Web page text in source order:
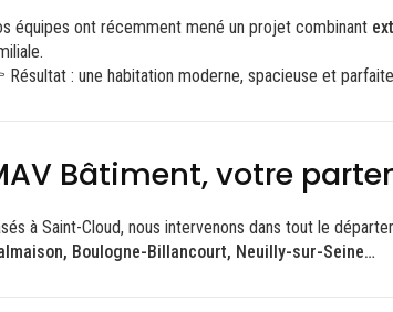
équipes ont récemment mené un projet combinant
: une habitation moderne, spacieuse et
Bâtiment, votre
à Saint-Cloud, nous intervenons dans tout le
Boulogne-Billancourt, Neuilly-sur-Seine…